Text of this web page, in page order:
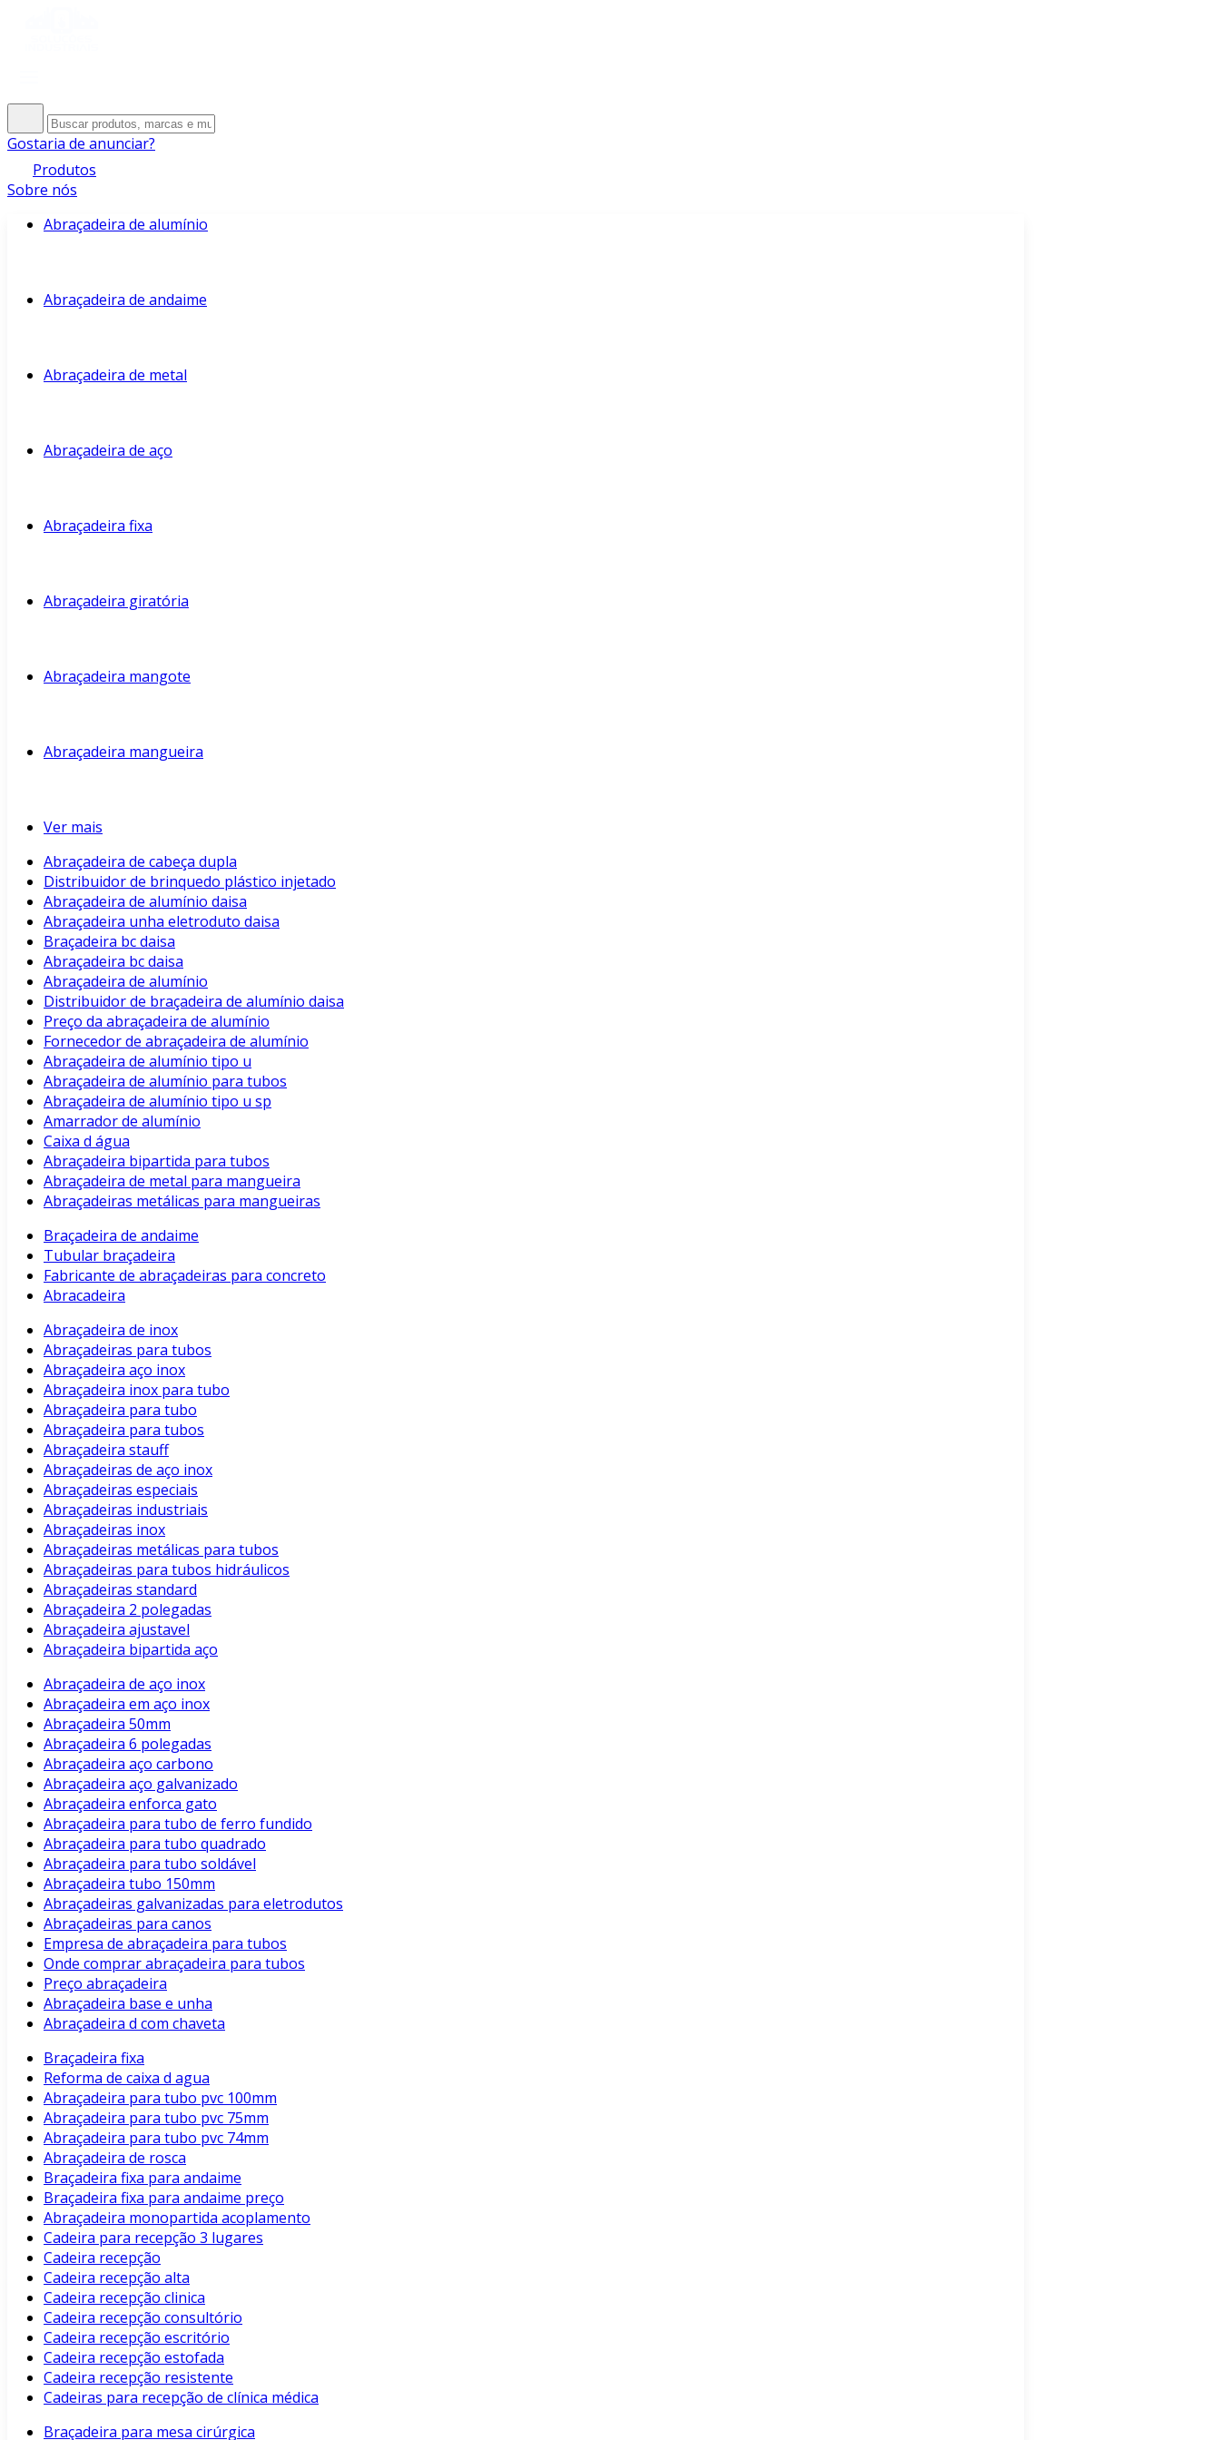
Gostaria de anunciar?
Produtos
Sobre nós
Abraçadeira de alumínio
Abraçadeira de andaime
Abraçadeira de metal
Abraçadeira de aço
Abraçadeira fixa
Abraçadeira giratória
Abraçadeira mangote
Abraçadeira mangueira
Ver mais
Abraçadeira de cabeça dupla
Distribuidor de brinquedo plástico injetado
Abraçadeira de alumínio daisa
Abraçadeira unha eletroduto daisa
Braçadeira bc daisa
Abraçadeira bc daisa
Abraçadeira de alumínio
Distribuidor de braçadeira de alumínio daisa
Preço da abraçadeira de alumínio
Fornecedor de abraçadeira de alumínio
Abraçadeira de alumínio tipo u
Abraçadeira de alumínio para tubos
Abraçadeira de alumínio tipo u sp
Amarrador de alumínio
Caixa d água
Abraçadeira bipartida para tubos
Abraçadeira de metal para mangueira
Abraçadeiras metálicas para mangueiras
Braçadeira de andaime
Tubular braçadeira
Fabricante de abraçadeiras para concreto
Abracadeira
Abraçadeira de inox
Abraçadeiras para tubos
Abraçadeira aço inox
Abraçadeira inox para tubo
Abraçadeira para tubo
Abraçadeira para tubos
Abraçadeira stauff
Abraçadeiras de aço inox
Abraçadeiras especiais
Abraçadeiras industriais
Abraçadeiras inox
Abraçadeiras metálicas para tubos
Abraçadeiras para tubos hidráulicos
Abraçadeiras standard
Abraçadeira 2 polegadas
Abraçadeira ajustavel
Abraçadeira bipartida aço
Abraçadeira de aço inox
Abraçadeira em aço inox
Abraçadeira 50mm
Abraçadeira 6 polegadas
Abraçadeira aço carbono
Abraçadeira aço galvanizado
Abraçadeira enforca gato
Abraçadeira para tubo de ferro fundido
Abraçadeira para tubo quadrado
Abraçadeira para tubo soldável
Abraçadeira tubo 150mm
Abraçadeiras galvanizadas para eletrodutos
Abraçadeiras para canos
Empresa de abraçadeira para tubos
Onde comprar abraçadeira para tubos
Preço abraçadeira
Abraçadeira base e unha
Abraçadeira d com chaveta
Braçadeira fixa
Reforma de caixa d agua
Abraçadeira para tubo pvc 100mm
Abraçadeira para tubo pvc 75mm
Abraçadeira para tubo pvc 74mm
Abraçadeira de rosca
Braçadeira fixa para andaime
Braçadeira fixa para andaime preço
Abraçadeira monopartida acoplamento
Cadeira para recepção 3 lugares
Cadeira recepção
Cadeira recepção alta
Cadeira recepção clinica
Cadeira recepção consultório
Cadeira recepção escritório
Cadeira recepção estofada
Cadeira recepção resistente
Cadeiras para recepção de clínica médica
Braçadeira para mesa cirúrgica